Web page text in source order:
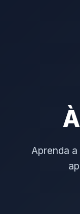
Aprenda